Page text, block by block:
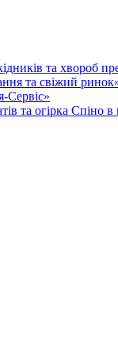
та хвороб
та свіжий
Сервіс»
та огірка Спіно